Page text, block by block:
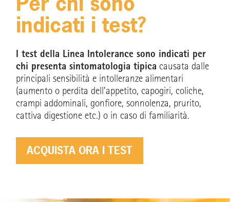
indicati i test?
I test della Linea Intolerance sono indicati per
chi presenta sintomatologia tipica causata dalle
principali sensibilità e intolleranze alimentari
(aumento o perdita dell’appetito, capogiri, coliche,
crampi addominali, gonfiore, sonnolenza, prurito,
cattiva digestione etc.) o in caso di familiarità.
ACQUISTA ORA I TEST